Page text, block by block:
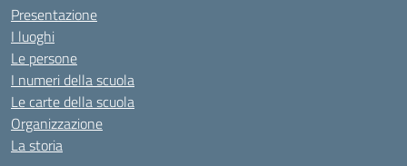
Presentazione
I luoghi
Le persone
I numeri della scuola
Le carte della scuola
Organizzazione
La storia